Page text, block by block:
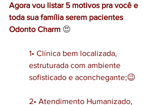
Agora vou listar 5 motivos pra você e
toda sua família serem pacientes
Odonto Charm 😍
1• Clínica bem localizada,
estruturada com ambiente
sofisticado e aconchegante;😉
2• Atendimento Humanizado,